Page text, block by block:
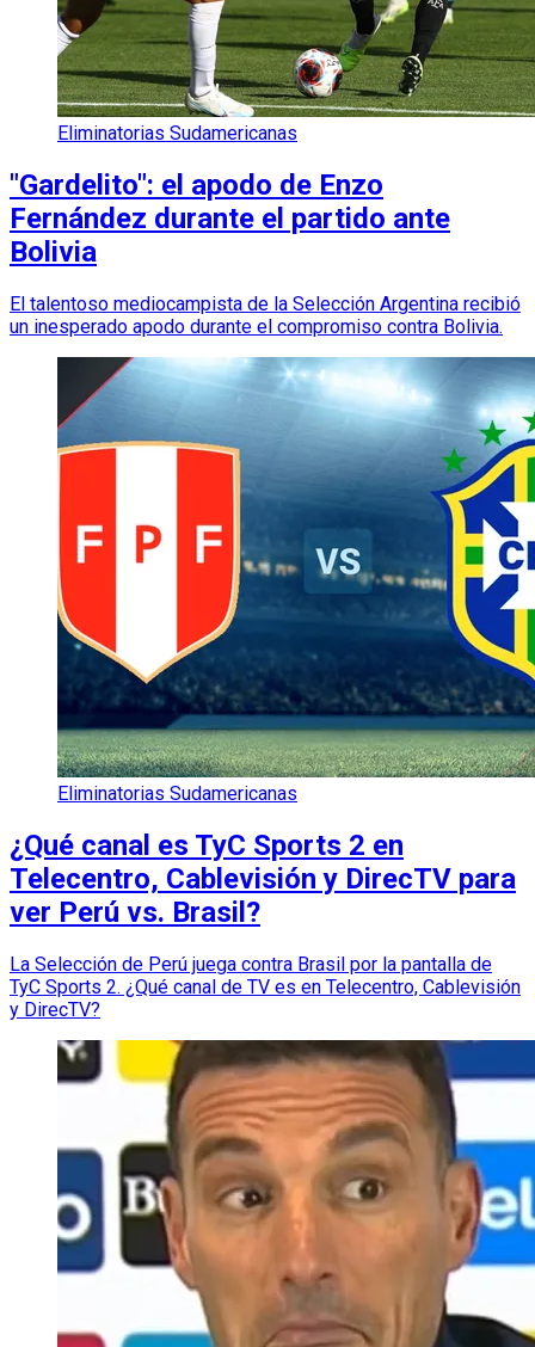
Eliminatorias Sudamericanas
"Gardelito": el apodo de Enzo
Fernández durante el partido ante
Bolivia
El talentoso mediocampista de la Selección Argentina recibió
un inesperado apodo durante el compromiso contra Bolivia.
Eliminatorias Sudamericanas
¿Qué canal es TyC Sports 2 en
Telecentro, Cablevisión y DirecTV para
ver Perú vs. Brasil?
La Selección de Perú juega contra Brasil por la pantalla de
TyC Sports 2. ¿Qué canal de TV es en Telecentro, Cablevisión
y DirecTV?